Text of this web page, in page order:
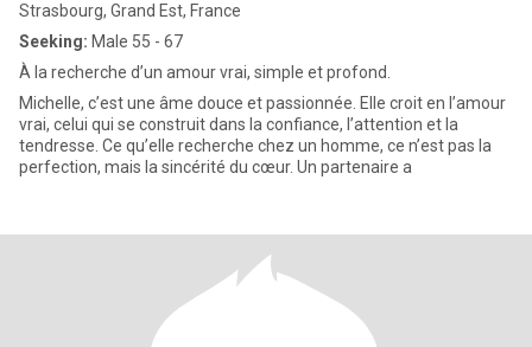
Strasbourg, Grand Est, France
Seeking: Male 55 - 67
À la recherche d’un amour vrai, simple et profond.
Michelle, c’est une âme douce et passionnée. Elle croit en l’amour
vrai, celui qui se construit dans la confiance, l’attention et la
tendresse. Ce qu’elle recherche chez un homme, ce n’est pas la
perfection, mais la sincérité du cœur. Un partenaire a